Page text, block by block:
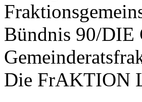
Bündnis 90/DIE
Die FrAKTION